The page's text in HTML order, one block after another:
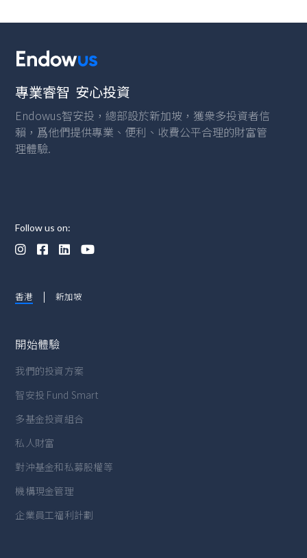
專業睿智 安心投資
Endowus智安投，總部設於新加坡，獲衆多投資者信
賴，爲他們提供專業、便利、收費公平合理的財富管
理體驗.
Follow us on:
   
香港 新加坡
開始體驗
我們的投資方案
智安投 Fund Smart
多基金投資組合
私人財富
對沖基金和私募股權等
機構現金管理
企業員工福利計劃